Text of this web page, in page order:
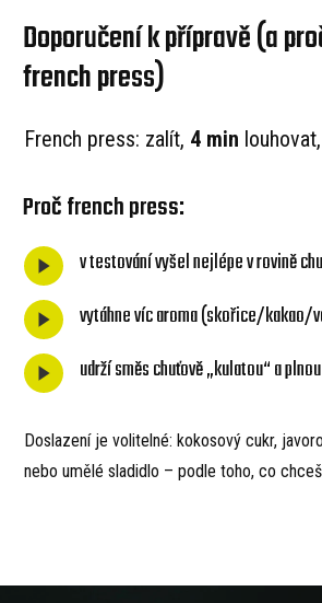
Doporučení k přípravě (a
french press)
French press: zalít, 4 min
Proč french press:
v testování vyšel nejlépe v rovině
vytáhne víc aroma (skořice/kakao/
udrží směs chuťově „kulatou“ a plnou
Doslazení je volitelné: kokosový cukr,
nebo umělé sladidlo – podle toho, co